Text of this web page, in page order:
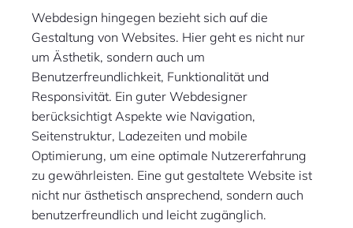
Webdesign hingegen bezieht sich auf die
Gestaltung von Websites. Hier geht es nicht nur
um Ästhetik, sondern auch um
Benutzerfreundlichkeit, Funktionalität und
Responsivität. Ein guter Webdesigner
berücksichtigt Aspekte wie Navigation,
Seitenstruktur, Ladezeiten und mobile
Optimierung, um eine optimale Nutzererfahrung
zu gewährleisten. Eine gut gestaltete Website ist
nicht nur ästhetisch ansprechend, sondern auch
benutzerfreundlich und leicht zugänglich.